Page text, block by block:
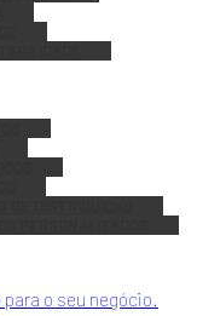
para o seu negócio.